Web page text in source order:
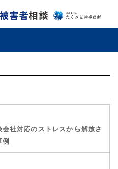
社対応のストレスから解放さ
例